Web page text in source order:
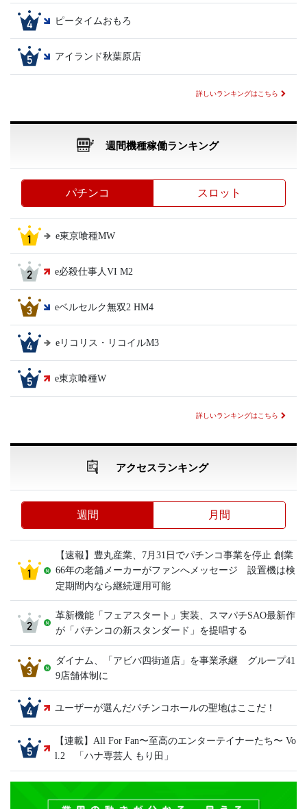
ピータイムおもろ
アイランド秋葉原店
詳しいランキングはこちら
週間機種稼働ランキング
パチンコ スロット
e東京喰種MW
e必殺仕事人VI M2
eベルセルク無双2 HM4
eリコリス・リコイルM3
e東京喰種W
詳しいランキングはこちら
アクセスランキング
週間 月間
【速報】豊丸産業、7月31日でパチンコ事業を停止 創業
66年の老舗メーカーがファンへメッセージ 設置機は検
定期間内なら継続運用可能
革新機能「フェアスタート」実装、スマパチSAO最新作
が「パチンコの新スタンダード」を提唱する
ダイナム、「アビバ四街道店」を事業承継 グループ41
9店舗体制に
ユーザーが選んだパチンコホールの聖地はここだ！
【連載】All For Fan〜至高のエンターテイナーたち〜 Vo
l.2 「ハナ専芸人 もり田」